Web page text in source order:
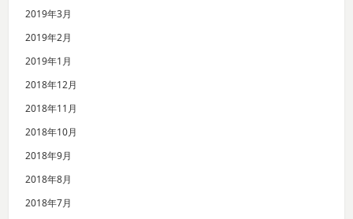
2019年3月
2019年2月
2019年1月
2018年12月
2018年11月
2018年10月
2018年9月
2018年8月
2018年7月